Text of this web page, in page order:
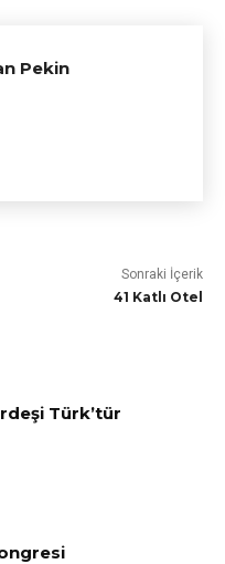
Pekin
Sonraki İçerik
41 Katlı Otel
Türk’tür